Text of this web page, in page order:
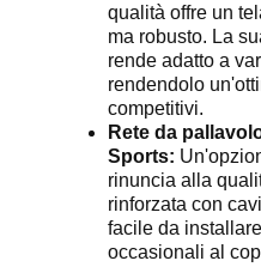
qualità offre un
ma robusto. La
rende adatto a
rendendolo
competitivi.
Rete da
Sports:
rinuncia alla
rinforzata con
facile da
occasionali al